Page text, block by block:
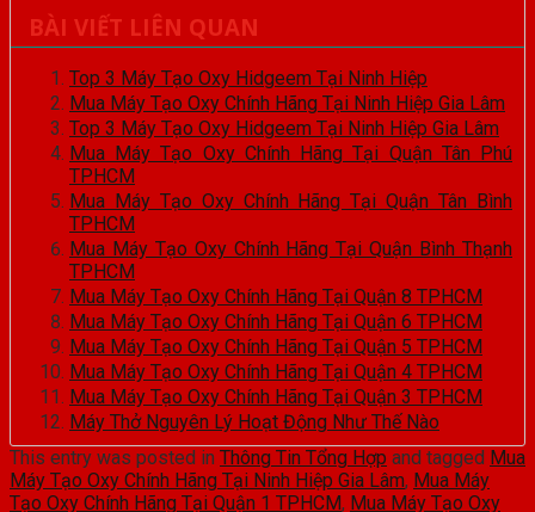
BÀI VIẾT LIÊN QUAN
Top 3 Máy Tạo Oxy Hidgeem Tại Ninh Hiệp
Mua Máy Tạo Oxy Chính Hãng Tại Ninh Hiệp Gia Lâm
Top 3 Máy Tạo Oxy Hidgeem Tại Ninh Hiệp Gia Lâm
Mua Máy Tạo Oxy Chính Hãng Tại Quận Tân Phú
TPHCM
Mua Máy Tạo Oxy Chính Hãng Tại Quận Tân Bình
TPHCM
Mua Máy Tạo Oxy Chính Hãng Tại Quận Bình Thạnh
TPHCM
Mua Máy Tạo Oxy Chính Hãng Tại Quận 8 TPHCM
Mua Máy Tạo Oxy Chính Hãng Tại Quận 6 TPHCM
Mua Máy Tạo Oxy Chính Hãng Tại Quận 5 TPHCM
Mua Máy Tạo Oxy Chính Hãng Tại Quận 4 TPHCM
Mua Máy Tạo Oxy Chính Hãng Tại Quận 3 TPHCM
Máy Thở Nguyên Lý Hoạt Động Như Thế Nào
This entry was posted in Thông Tin Tổng Hợp and tagged Mua
Máy Tạo Oxy Chính Hãng Tại Ninh Hiệp Gia Lâm, Mua Máy
Tạo Oxy Chính Hãng Tại Quận 1 TPHCM, Mua Máy Tạo Oxy